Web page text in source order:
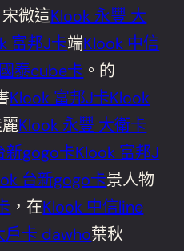
宋微這Klook 永豐 大
富邦J卡端Klook 中信
泰cube卡 。的
Klook 富邦J卡Klook
Klook 永豐 大衛卡
新gogo卡Klook 富邦J
台新gogo卡景人物
，在Klook 中信line
戶卡 dawho葉秋